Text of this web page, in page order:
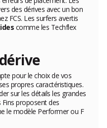
des dérives avec un bon
FCS. Les surfers avertis
comme les Techflex
pour le choix de vos
propres caractéristiques.
sur les détails les grandes
proposent des
le modèle Performer ou F